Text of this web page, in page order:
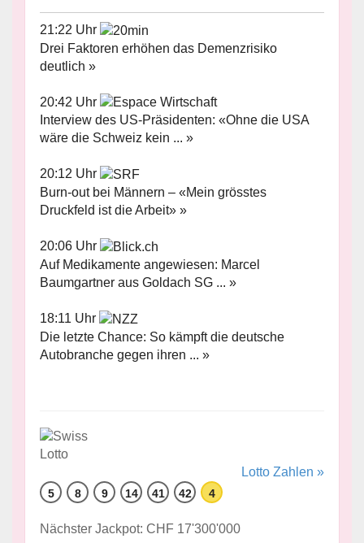
21:22 Uhr
Drei Faktoren erhöhen das Demenzrisiko
deutlich »
20:42 Uhr
Interview des US-Präsidenten: «Ohne die USA
wäre die Schweiz kein ... »
20:12 Uhr
Burn-out bei Männern – «Mein grösstes
Druckfeld ist die Arbeit» »
20:06 Uhr
Auf Medikamente angewiesen: Marcel
Baumgartner aus Goldach SG ... »
18:11 Uhr
Die letzte Chance: So kämpft die deutsche
Autobranche gegen ihren ... »
Lotto Zahlen »
5 8 9 14 41 42 4
Nächster Jackpot: CHF 17'300'000